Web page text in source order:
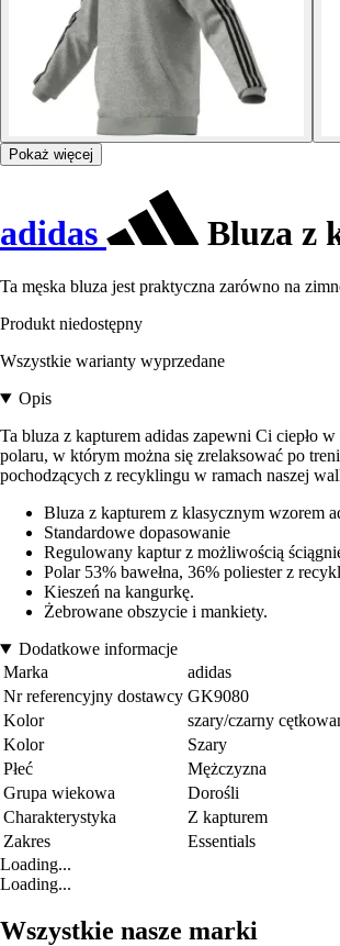
Pokaż więcej
adidas Bluza z
Ta męska bluza jest praktyczna zarówno na
Produkt niedostępny
Wszystkie warianty wyprzedane
Opis
Ta bluza z kapturem adidas zapewni Ci ciepło
polaru, w którym można się zrelaksować po
pochodzących z recyklingu w ramach naszej
Bluza z kapturem z klasycznym wzorem
Standardowe dopasowanie
Regulowany kaptur z możliwością
Polar 53% bawełna, 36% poliester z
Kieszeń na kangurkę.
Żebrowane obszycie i mankiety.
Dodatkowe informacje
Marka
adidas
Nr referencyjny dostawcy GK9080
Kolor
szary/czarny
Kolor
Szary
Płeć
Mężczyzna
Grupa wiekowa
Dorośli
Charakterystyka
Z kapturem
Zakres
Essentials
Loading...
Loading...
Wszystkie nasze marki